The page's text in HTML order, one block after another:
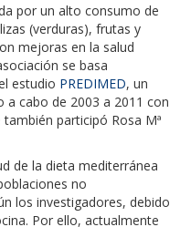
por un alto consumo de
(verduras), frutas y
mejoras en la salud
se basa
estudio PREDIMED, un
a cabo de 2003 a 2011 con
participó Rosa Mª
de la dieta mediterránea
no
los investigadores, debido
Por ello, actualmente